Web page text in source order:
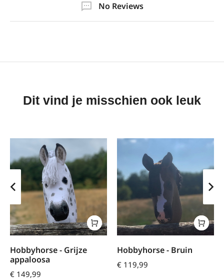
No Reviews
Dit vind je misschien ook leuk
Hobbyhorse - Grijze
appaloosa
€ 149,99
Hobbyhorse - Bruin
€ 119,99